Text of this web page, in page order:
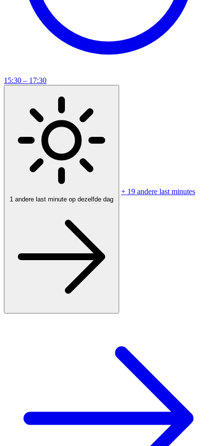
15:30 – 17:30
1 andere last minute op dezelfde dag
+ 19 andere last minutes